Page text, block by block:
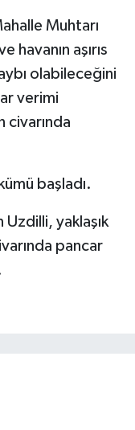
Muhtarı
havanın aşırıs
olabileceğini
verimi
civarında
başladı.
yaklaşık
pancar